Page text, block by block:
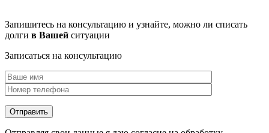
Запишитесь на консультацию и узнайте, можно ли списать
долги в Вашей ситуации
Записаться на консультацию